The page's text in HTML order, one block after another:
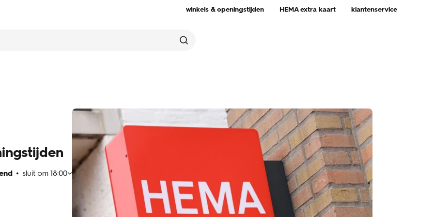
winkels & openingstijden HEMA extra kaart klantenservice
sluit om 18:00